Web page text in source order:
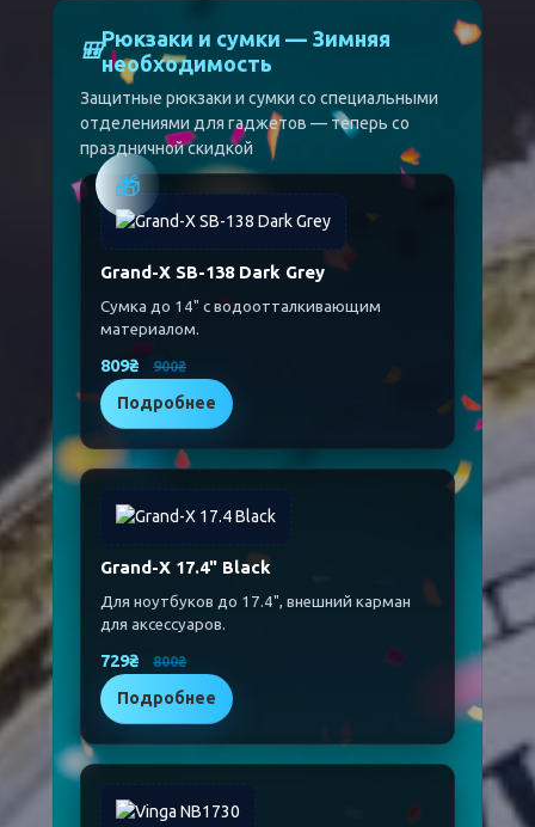
🎒
Рюкзаки и сумки — Зимняя
необходимость
Защитные рюкзаки и сумки со специальными
отделениями для гаджетов — теперь со
праздничной скидкой
🎁
Grand-X SB-138 Dark Grey
Сумка до 14" с водоотталкивающим
материалом.
809₴ 900₴
Подробнее
Grand-X 17.4" Black
Для ноутбуков до 17.4", внешний карман
для аксессуаров.
729₴ 800₴
Подробнее